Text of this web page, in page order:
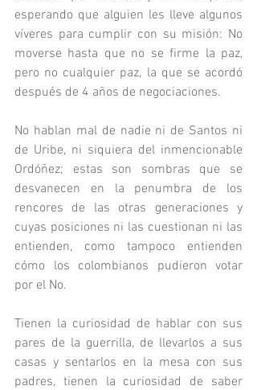
esperando que alguien les lleve algunos
víveres para cumplir con su misión: No
moverse hasta que no se firme la paz,
pero no cualquier paz, la que se acordó
después de 4 años de negociaciones.
No hablan mal de nadie ni de Santos ni
de Uribe, ni siquiera del inmencionable
Ordóñez; estas son sombras que se
desvanecen en la penumbra de los
rencores de las otras generaciones y
cuyas posiciones ni las cuestionan ni las
entienden, como tampoco entienden
cómo los colombianos pudieron votar
por el No.
Tienen la curiosidad de hablar con sus
pares de la guerrilla, de llevarlos a sus
casas y sentarlos en la mesa con sus
padres, tienen la curiosidad de saber